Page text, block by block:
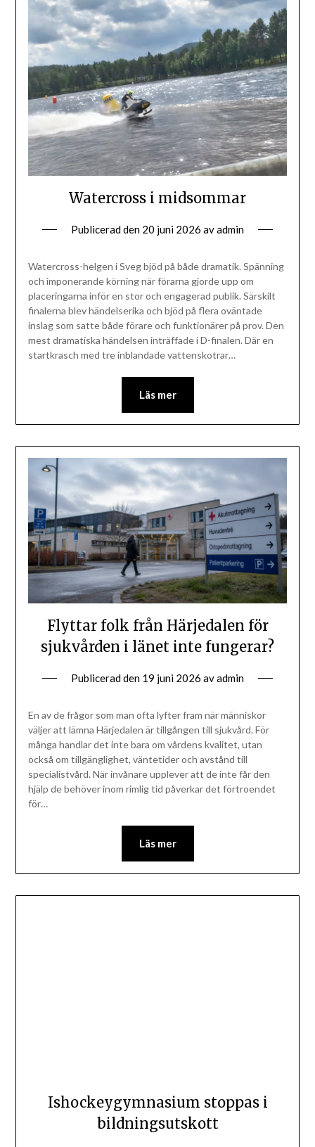
Watercross i midsommar
Publicerad den 20 juni 2026 avadmin
Watercross-helgen i Sveg bjöd på både dramatik. Spänning
och imponerande körning när förarna gjorde upp om
placeringarna inför en stor och engagerad publik. Särskilt
finalerna blev händelserika och bjöd på flera oväntade
inslag som satte både förare och funktionärer på prov. Den
mest dramatiska händelsen inträffade i D-finalen. Där en
startkrasch med tre inblandade vattenskotrar…
Läs mer
Flyttar folk från Härjedalen för
sjukvården i länet inte fungerar?
Publicerad den 19 juni 2026 avadmin
En av de frågor som man ofta lyfter fram när människor
väljer att lämna Härjedalen är tillgången till sjukvård. För
många handlar det inte bara om vårdens kvalitet, utan
också om tillgänglighet, väntetider och avstånd till
specialistvård. När invånare upplever att de inte får den
hjälp de behöver inom rimlig tid påverkar det förtroendet
för…
Läs mer
Ishockeygymnasium stoppas i
bildningsutskott